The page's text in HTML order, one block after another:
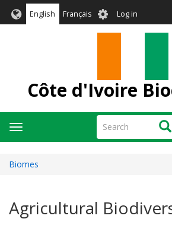
English Français User
account
Log in
Côte d'Ivoire
Search
Toggle
navigation
Biomes
Agricultural